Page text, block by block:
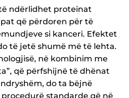
ndërlidhet proteinat
që përdoren për të
si kanceri. Efektet
të jetë shumë më të lehta.
në kombinim me
që përfshijnë të dhënat
do ta bëjnë
standarde që në